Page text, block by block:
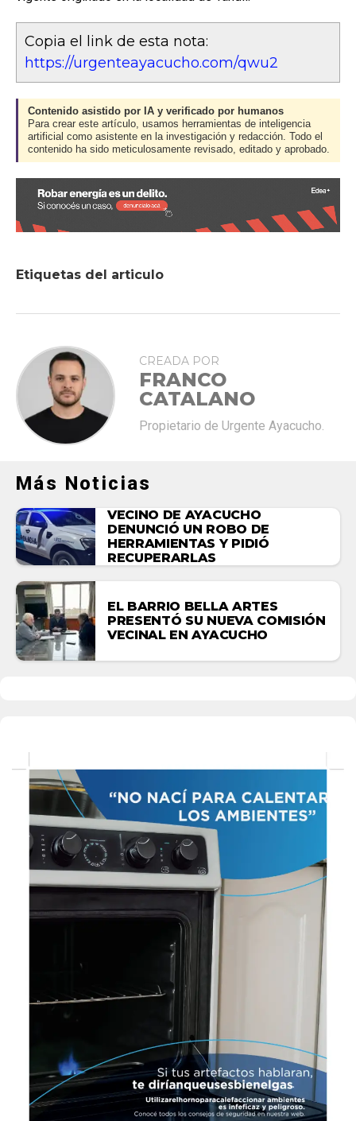
Copia el link de esta nota:
https://urgenteayacucho.com/qwu2
Contenido asistido por IA y verificado por humanos
Para crear este artículo, usamos herramientas de inteligencia
artificial como asistente en la investigación y redacción. Todo el
contenido ha sido meticulosamente revisado, editado y aprobado.
Etiquetas del articulo
CREADA POR
FRANCO
CATALANO
Propietario de Urgente Ayacucho.
Más Noticias
VECINO DE AYACUCHO
DENUNCIÓ UN ROBO DE
HERRAMIENTAS Y PIDIÓ
RECUPERARLAS
EL BARRIO BELLA ARTES
PRESENTÓ SU NUEVA COMISIÓN
VECINAL EN AYACUCHO